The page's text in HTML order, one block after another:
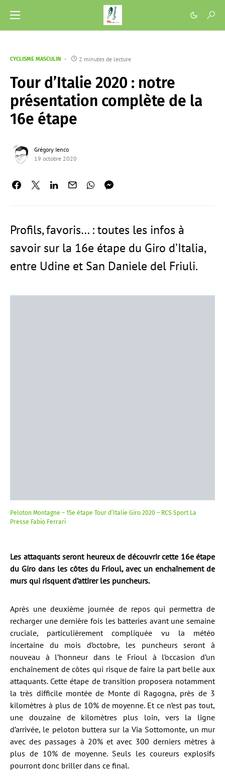
CYCLISME MASCULIN 2 minutes de lecture
Tour d’Italie 2020 : notre
présentation complète de la
16e étape
Grégory Ienco
19 octobre 2020
Profils, favoris… : toutes les infos à
savoir sur la 16e étape du Giro d’Italia,
entre Udine et San Daniele del Friuli.
Peloton Montagne – 15e étape Tour d’Italie Giro 2020 – RCS Sport La
Presse Fabio Ferrari
Les attaquants seront heureux de découvrir cette 16e étape
du Giro dans les côtes du Frioul, avec un enchaînement de
murs qui risquent d’attirer les puncheurs.
Après une deuxième journée de repos qui permettra de
recharger une dernière fois les batteries avant une semaine
cruciale, particulièrement compliquée vu la météo
incertaine du mois d’octobre, les puncheurs seront à
nouveau à l’honneur dans le Frioul à l’occasion d’un
enchaînement de côtes qui risque de faire la part belle aux
attaquants. Cette étape de transition proposera notamment
la très difficile montée de Monte di Ragogna, près de 3
kilomètres à plus de 10% de moyenne. Et ce n’est pas tout,
une douzaine de kilomètres plus loin, vers la ligne
d’arrivée, le peloton buttera sur la Via Sottomonte, un mur
avec des passages à 20% et avec 300 derniers mètres à
plus de 10% de moyenne. Seuls les coureurs explosifs
pourront donc briller dans ce final.